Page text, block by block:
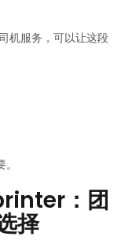
机服务，可以让这段
：团
择